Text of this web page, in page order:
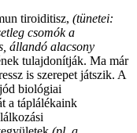
tiroiditisz, (tünetei:
csomók a
állandó alacsony
tulajdonítják. Ma már
is szerepet játszik. A
biológiai
a táplálékaink